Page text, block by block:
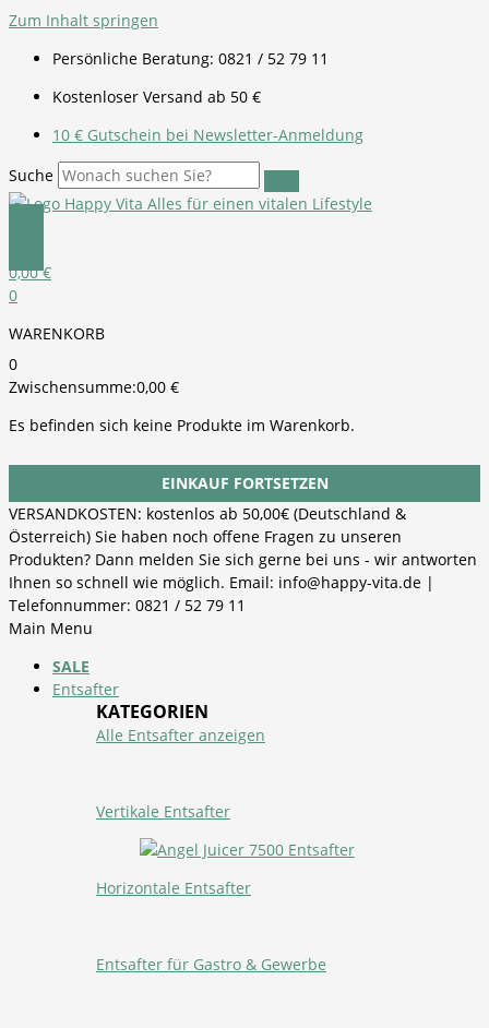
Zum Inhalt springen
Persönliche Beratung: 0821 / 52 79 11
Kostenloser Versand ab 50 €
10 € Gutschein bei Newsletter-Anmeldung
Suche
0,00€
0
WARENKORB
0
Zwischensumme:0,00 €
Es befinden sich keine Produkte im Warenkorb.
EINKAUF FORTSETZEN
VERSANDKOSTEN: kostenlos ab 50,00€ (Deutschland &
Österreich) Sie haben noch offene Fragen zu unseren
Produkten? Dann melden Sie sich gerne bei uns - wir antworten
Ihnen so schnell wie möglich. Email: info@happy-vita.de |
Telefonnummer: 0821 / 52 79 11
Main Menu
SALE
Entsafter
KATEGORIEN
Alle Entsafter anzeigen
Vertikale Entsafter
Horizontale Entsafter
Entsafter für Gastro & Gewerbe